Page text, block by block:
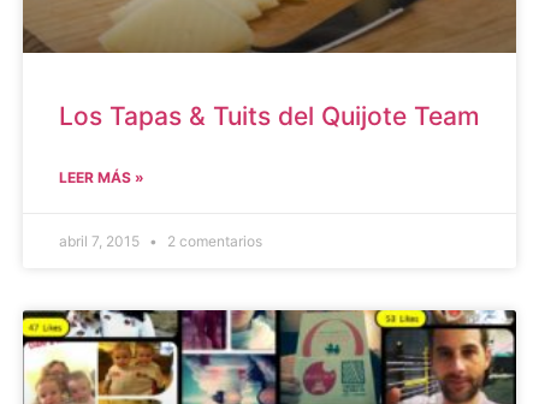
Los Tapas & Tuits del Quijote Team
LEER MÁS »
abril 7, 2015 2 comentarios